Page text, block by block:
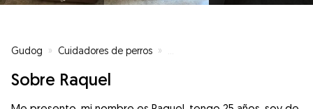
Gudog » Cuidadores de perros »
Sobre Raquel